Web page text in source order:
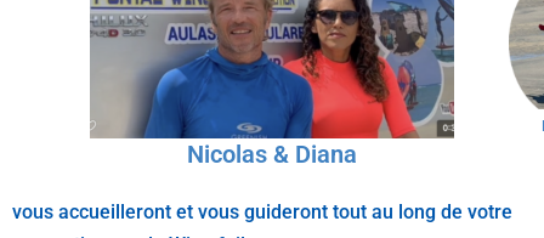
Nicolas & Diana
vous accueilleront et vous guideront tout au long de votre